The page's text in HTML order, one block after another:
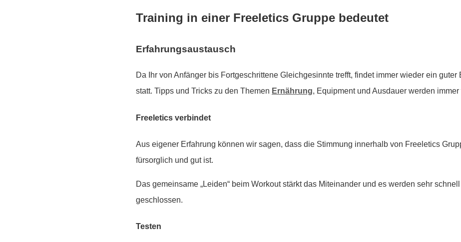
Training in einer Freeletics Gruppe bedeutet
Erfahrungsaustausch
Da Ihr von Anfänger bis Fortgeschrittene Gleichgesinnte trefft, findet immer wieder ein guter
statt. Tipps und Tricks zu den Themen Ernährung, Equipment und Ausdauer werden
Freeletics verbindet
Aus eigener Erfahrung können wir sagen, dass die Stimmung innerhalb von Freeletics
fürsorglich und gut ist.
Das gemeinsame „Leiden“ beim Workout stärkt das Miteinander und es werden sehr
geschlossen.
Testen